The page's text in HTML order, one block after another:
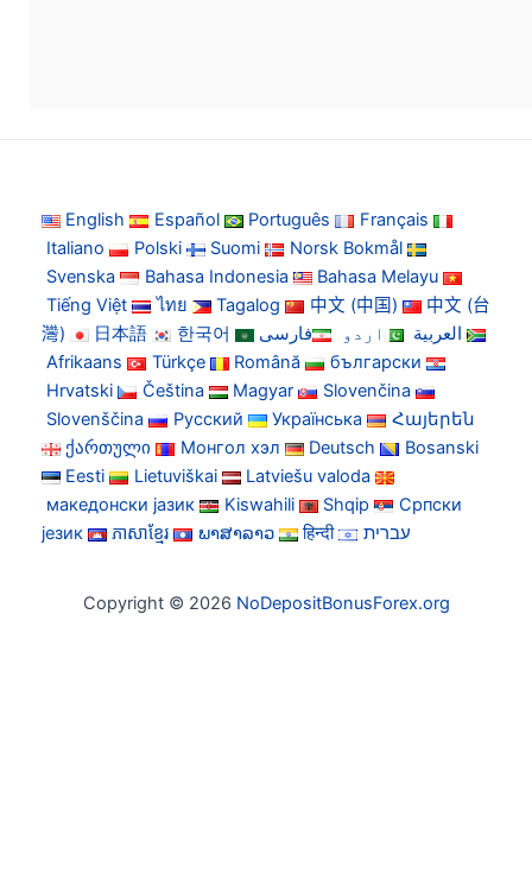
English Español Português
Français
Italiano
Polski Suomi
Norsk Bokmål
Svenska
Bahasa Indonesia
Bahasa Melayu
Tiếng Việt
ไทย Tagalog 中文 (中国)
中文 (台
灣)
日本語 한국어 العربية اردو
فارسی
Afrikaans
Türkçe Română
български
Hrvatski
Čeština Magyar
Slovenčina
Slovenščina
Русский Українська
Հայերեն
ქართული
Монгол хэл Deutsch
Bosanski
Eesti
Lietuviškai
Latviešu valoda
македонски јазик
Kiswahili Shqip
Српски
језик
ភាសាខ្មែរ ພາສາລາວ हिन्दी עברית
Copyright © 2026 NoDepositBonusForex.org